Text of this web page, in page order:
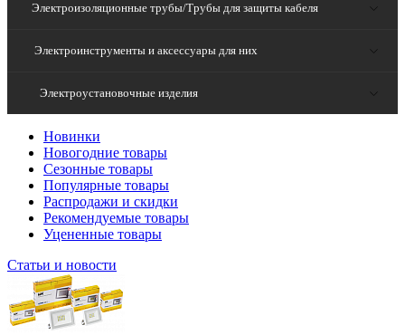
Электроизоляционные трубы/Трубы для защиты кабеля
Электроинструменты и аксессуары для них
Электроустановочные изделия
Новинки
Новогодние товары
Сезонные товары
Популярные товары
Распродажи и скидки
Рекомендуемые товары
Уцененные товары
Статьи и новости